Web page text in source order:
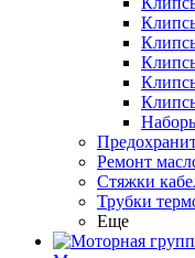
Ремонт
Стяжки
Трубки
Еще